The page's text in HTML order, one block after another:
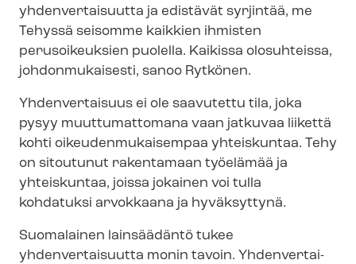
yhdenvertaisuutta ja edistävät syrjintää, me
Tehyssä seisomme kaikkien ihmisten
perusoikeuksien puolella. Kaikissa olosuhteissa,
johdonmukaisesti, sanoo Rytkönen.
Yhdenvertaisuus ei ole saavutettu tila, joka
pysyy muuttumattomana vaan jatkuvaa liikettä
kohti oi­keu­den­mu­kai­sem­paa yhteiskuntaa. Tehy
on sitoutunut rakentamaan työelämää ja
yhteiskuntaa, joissa jokainen voi tulla
kohdatuksi arvokkaana ja hyväksyttynä.
Suomalainen lainsäädäntö tukee
yhdenvertaisuutta monin tavoin. Yh­den­ver­tai­